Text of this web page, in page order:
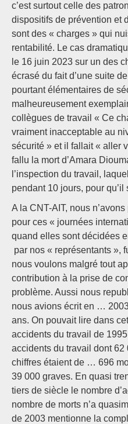
c’est surtout celle des
dispositifs de prévention et
sont des « charges » qui
rentabilité. Le cas
le 16 juin 2023 sur un des
écrasé du fait d’une suite
pourtant élémentaires de
malheureusement
collègues de travail « Ce
vraiment inacceptable au
sécurité » et il fallait « aller
fallu la mort d’Amara
l’inspection du travail,
pendant 10 jours, pour
A la CNT-AIT, nous
pour ces « journées
quand elles sont décidées
par nos « représentants
nous voulons malgré tout
contribution à la prise de
problème. Aussi nous
nous avions écrit en …
ans. On pouvait lire dans
accidents du travail de
accidents du travail dont
chiffres étaient de … 696
39 000 graves. En quasi
tiers de siècle le nombre
nombre de morts n’a
de 2003 mentionne la